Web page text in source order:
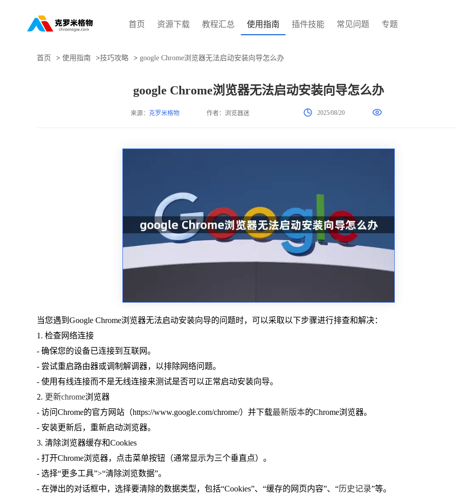
首页 资源下载 教程汇总 使用指南 插件技能 常见问题 专题
首页 > 使用指南 >技巧攻略 > google Chrome浏览器无法启动安装向导怎么办
google Chrome浏览器无法启动安装向导怎么办
来源： 克罗米格物 作者：浏览器迷 2025/08/20
当您遇到Google Chrome浏览器无法启动安装向导的问题时，可以采取以下步骤进行排查和解决：
1. 检查网络连接
- 确保您的设备已连接到互联网。
- 尝试重启路由器或调制解调器，以排除网络问题。
- 使用有线连接而不是无线连接来测试是否可以正常启动安装向导。
2. 更新chrome浏览器
- 访问Chrome的官方网站（https://www.google.com/chrome/）并下载最新版本的Chrome浏览器。
- 安装更新后，重新启动浏览器。
3. 清除浏览器缓存和Cookies
- 打开Chrome浏览器，点击菜单按钮（通常显示为三个垂直点）。
- 选择“更多工具”>“清除浏览数据”。
- 在弹出的对话框中，选择要清除的数据类型，包括“Cookies”、“缓存的网页内容”、“历史记录”等。